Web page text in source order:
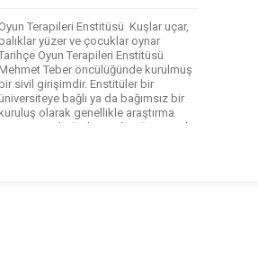
Oyun Terapileri Enstitüsü Kuşlar uçar,
balıklar yüzer ve çocuklar oynar
Oyun Terapileri Enstitüsü
Teber öncülüğünde kurulmuş
bir sivil girişimdir. Enstitüler bir
bağlı ya da bağımsız bir
kuruluş olarak genellikle araştırma
yapan, gerektiği durumda öğretime de